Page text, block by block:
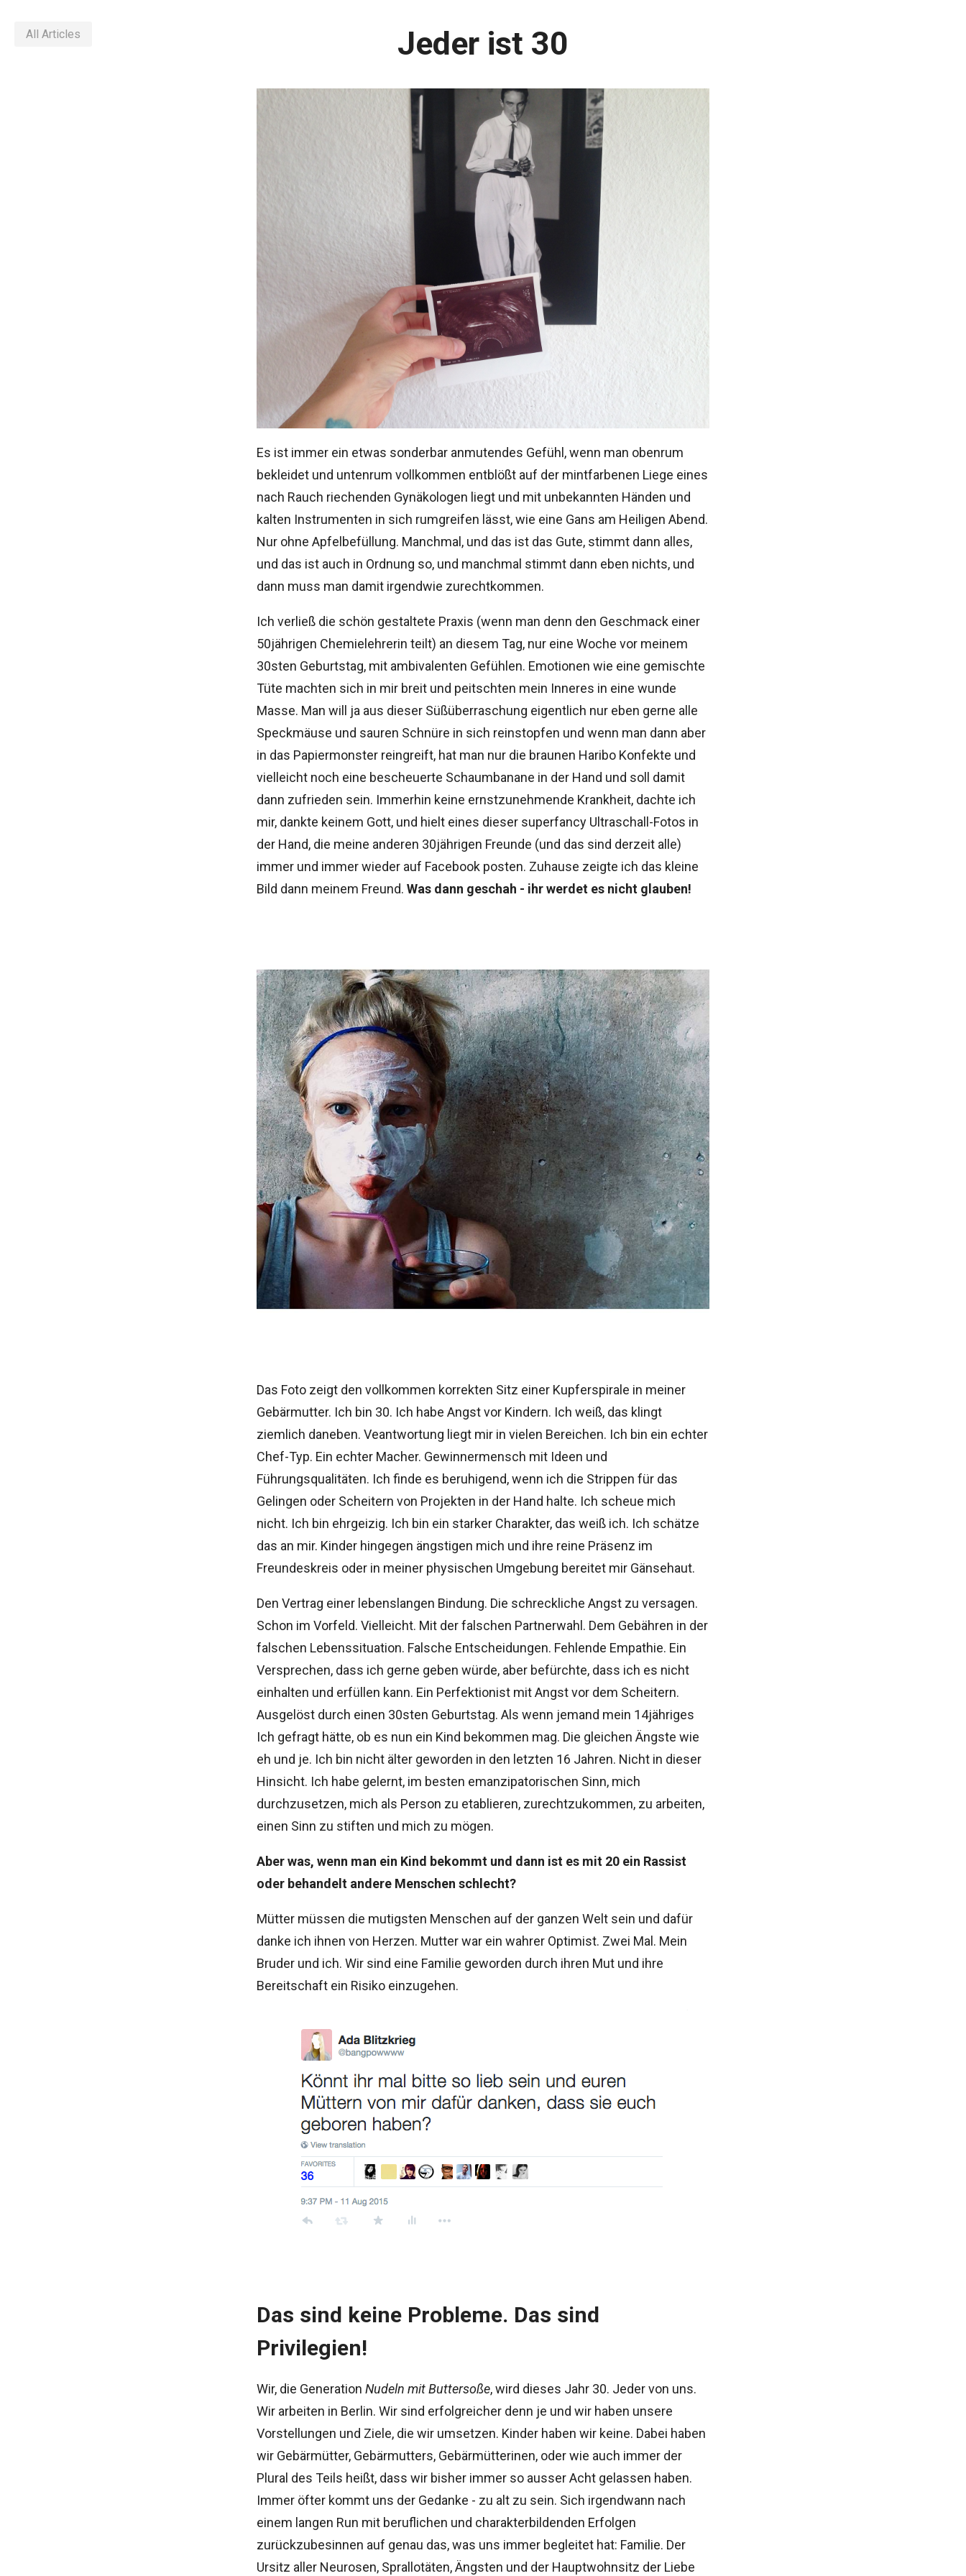
All Articles Jeder ist 30
Es ist immer ein etwas sonderbar anmutendes Gefühl, wenn man obenrum
bekleidet und untenrum vollkommen entblößt auf der mintfarbenen Liege eines
nach Rauch riechenden Gynäkologen liegt und mit unbekannten Händen und
kalten Instrumenten in sich rumgreifen lässt, wie eine Gans am Heiligen Abend.
Nur ohne Apfelbefüllung. Manchmal, und das ist das Gute, stimmt dann alles,
und das ist auch in Ordnung so, und manchmal stimmt dann eben nichts, und
dann muss man damit irgendwie zurechtkommen.
Ich verließ die schön gestaltete Praxis (wenn man denn den Geschmack einer
50jährigen Chemielehrerin teilt) an diesem Tag, nur eine Woche vor meinem
30sten Geburtstag, mit ambivalenten Gefühlen. Emotionen wie eine gemischte
Tüte machten sich in mir breit und peitschten mein Inneres in eine wunde
Masse. Man will ja aus dieser Süßüberraschung eigentlich nur eben gerne alle
Speckmäuse und sauren Schnüre in sich reinstopfen und wenn man dann aber
in das Papiermonster reingreift, hat man nur die braunen Haribo Konfekte und
vielleicht noch eine bescheuerte Schaumbanane in der Hand und soll damit
dann zufrieden sein. Immerhin keine ernstzunehmende Krankheit, dachte ich
mir, dankte keinem Gott, und hielt eines dieser superfancy Ultraschall-Fotos in
der Hand, die meine anderen 30jährigen Freunde (und das sind derzeit alle)
immer und immer wieder auf Facebook posten. Zuhause zeigte ich das kleine
Bild dann meinem Freund. Was dann geschah - ihr werdet es nicht glauben!
Das Foto zeigt den vollkommen korrekten Sitz einer Kupferspirale in meiner
Gebärmutter. Ich bin 30. Ich habe Angst vor Kindern. Ich weiß, das klingt
ziemlich daneben. Veantwortung liegt mir in vielen Bereichen. Ich bin ein echter
Chef-Typ. Ein echter Macher. Gewinnermensch mit Ideen und
Führungsqualitäten. Ich finde es beruhigend, wenn ich die Strippen für das
Gelingen oder Scheitern von Projekten in der Hand halte. Ich scheue mich
nicht. Ich bin ehrgeizig. Ich bin ein starker Charakter, das weiß ich. Ich schätze
das an mir. Kinder hingegen ängstigen mich und ihre reine Präsenz im
Freundeskreis oder in meiner physischen Umgebung bereitet mir Gänsehaut.
Den Vertrag einer lebenslangen Bindung. Die schreckliche Angst zu versagen.
Schon im Vorfeld. Vielleicht. Mit der falschen Partnerwahl. Dem Gebähren in der
falschen Lebenssituation. Falsche Entscheidungen. Fehlende Empathie. Ein
Versprechen, dass ich gerne geben würde, aber befürchte, dass ich es nicht
einhalten und erfüllen kann. Ein Perfektionist mit Angst vor dem Scheitern.
Ausgelöst durch einen 30sten Geburtstag. Als wenn jemand mein 14jähriges
Ich gefragt hätte, ob es nun ein Kind bekommen mag. Die gleichen Ängste wie
eh und je. Ich bin nicht älter geworden in den letzten 16 Jahren. Nicht in dieser
Hinsicht. Ich habe gelernt, im besten emanzipatorischen Sinn, mich
durchzusetzen, mich als Person zu etablieren, zurechtzukommen, zu arbeiten,
einen Sinn zu stiften und mich zu mögen.
Aber was, wenn man ein Kind bekommt und dann ist es mit 20 ein Rassist
oder behandelt andere Menschen schlecht?
Mütter müssen die mutigsten Menschen auf der ganzen Welt sein und dafür
danke ich ihnen von Herzen. Mutter war ein wahrer Optimist. Zwei Mal. Mein
Bruder und ich. Wir sind eine Familie geworden durch ihren Mut und ihre
Bereitschaft ein Risiko einzugehen.
Das sind keine Probleme. Das sind
Privilegien!
Wir, die Generation Nudeln mit Buttersoße, wird dieses Jahr 30. Jeder von uns.
Wir arbeiten in Berlin. Wir sind erfolgreicher denn je und wir haben unsere
Vorstellungen und Ziele, die wir umsetzen. Kinder haben wir keine. Dabei haben
wir Gebärmütter, Gebärmutters, Gebärmütterinen, oder wie auch immer der
Plural des Teils heißt, dass wir bisher immer so ausser Acht gelassen haben.
Immer öfter kommt uns der Gedanke - zu alt zu sein. Sich irgendwann nach
einem langen Run mit beruflichen und charakterbildenden Erfolgen
zurückzubesinnen auf genau das, was uns immer begleitet hat: Familie. Der
Ursitz aller Neurosen, Sprallotäten, Ängsten und der Hauptwohnsitz der Liebe